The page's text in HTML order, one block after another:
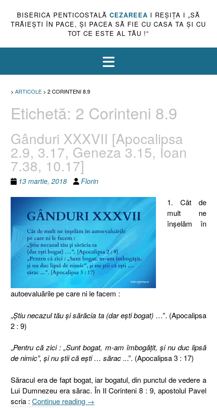
BISERICA PENTICOSTALĂ CEZAREEA I REŞIŢA I „SĂ
TRĂIEŞTI ÎN PACE, ŞI PACEA SĂ FIE CU CASA TA ŞI CU
TOT CE ESTE AL TĂU !”
> ARTICOLE > 2 CORINTENI 8.9
Etichetă: 2 Corinteni 8.9
Gânduri XXXVII [Apocalipsa
2.9, 3.17, Geneza 3.15, Ioan
7.38, 10.17]
13 martie, 2018 Florin
1. Cât de
mult ne
înşelăm în
autoevaluările pe care ni le facem :
„Ştiu necazul tău şi sărăcia ta (dar eşti bogat) …”. (Apocalipsa
2 : 9)
„Pentru că zici : „Sunt bogat, m-am îmbogăţit, şi nu duc lipsă
de nimic”, şi nu ştii că eşti … sărac ...”. (Apocalipsa 3 : 17)
Săracul era de fapt bogat, iar bogatul, din punctul de vedere a
Lui Dumnezeu era sărac. În II Corinteni 8 : 9, apostolul Pavel
scria : Continue reading „Gânduri
→